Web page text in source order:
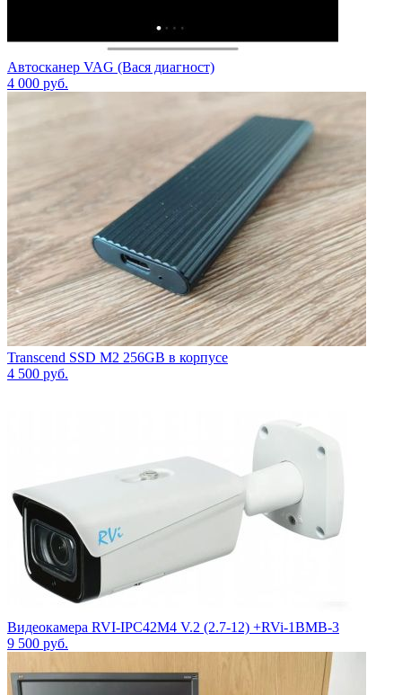
Автосканер VAG (Вася диагност)
4 000 руб.
Transcend SSD M2 256GB в корпусе
4 500 руб.
Видеокамера RVI-IPC42M4 V.2 (2.7-12) +RVi-1BMB-3
9 500 руб.